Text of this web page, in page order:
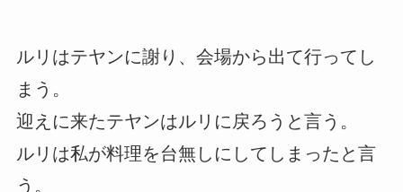
ルリはテヤンに謝り、会場から出て行ってし
まう。
迎えに来たテヤンはルリに戻ろうと言う。
ルリは私が料理を台無しにしてしまったと言
う。